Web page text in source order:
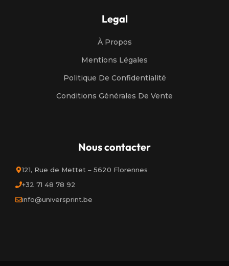
Legal
À Propos
Mentions Légales
Politique De Confidentialité
Conditions Générales De Vente
Nous contacter
121, Rue de Mettet – 5620 Florennes
+32 71 48 78 92
info@universprint.be